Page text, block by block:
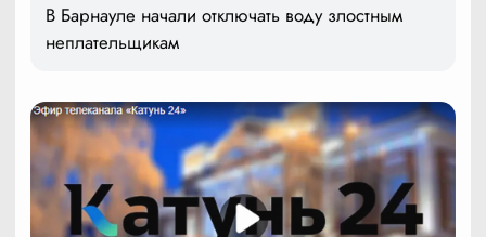
В Барнауле начали отключать воду злостным
неплательщикам